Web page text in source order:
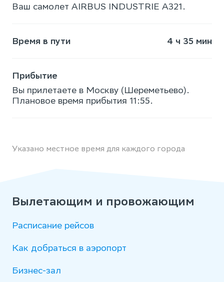
Ваш самолет AIRBUS INDUSTRIE A321.
Время в пути 4 ч 35 мин
Прибытие
Вы прилетаете в Москву (Шереметьево).
Плановое время прибытия 11:55.
Указано местное время для каждого города
Вылетающим и провожающим
Расписание рейсов
Как добраться в аэропорт
Бизнес-зал